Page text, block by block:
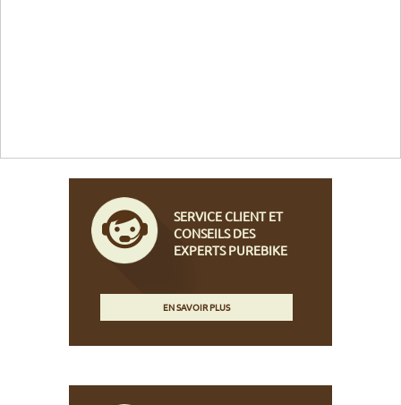
SERVICE CLIENT ET
CONSEILS DES
EXPERTS PUREBIKE
EN SAVOIR PLUS